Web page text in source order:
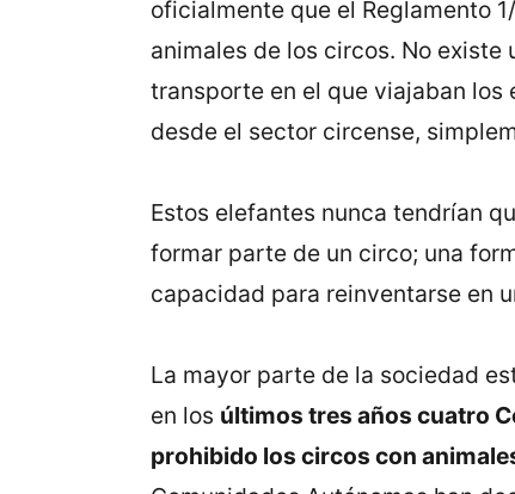
oficialmente que el Reglamento
animales de los circos. No
transporte en el que viajaban los
desde el sector circense,
Estos elefantes nunca tendrían
formar parte de un circo; una
capacidad para reinventarse en
La mayor parte de la sociedad
en los últimos tres años cuatro
prohibido los circos con